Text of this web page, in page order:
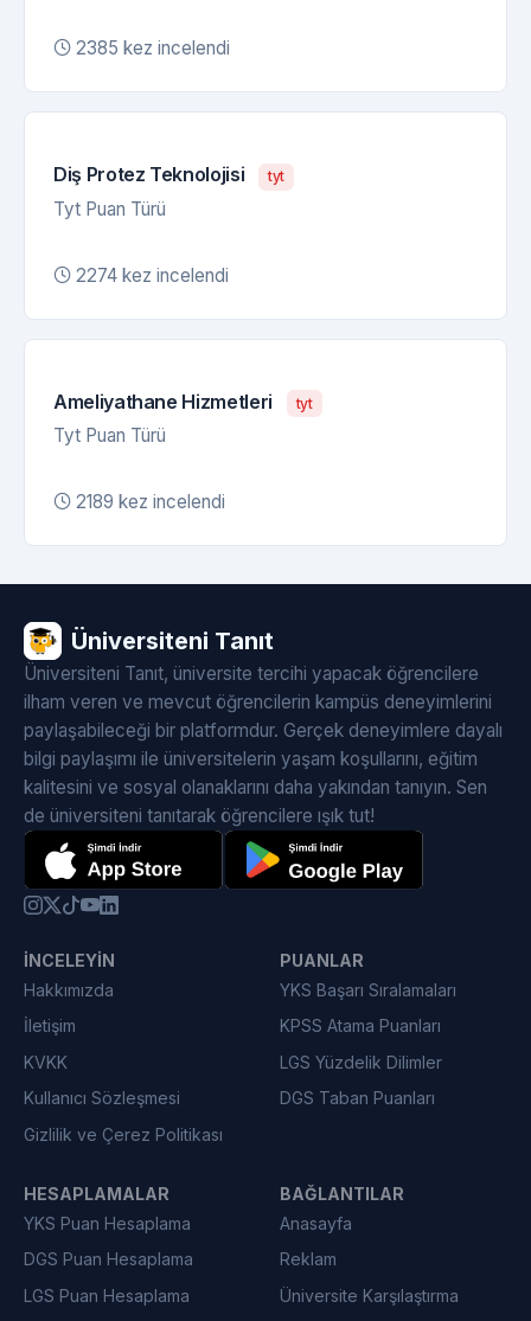
2385 kez incelendi
Diş Protez Teknolojisi tyt
Tyt Puan Türü
2274 kez incelendi
Ameliyathane Hizmetleri tyt
Tyt Puan Türü
2189 kez incelendi
Üniversiteni Tanıt
Üniversiteni Tanıt, üniversite tercihi yapacak öğrencilere
ilham veren ve mevcut öğrencilerin kampüs deneyimlerini
paylaşabileceği bir platformdur. Gerçek deneyimlere dayalı
bilgi paylaşımı ile üniversitelerin yaşam koşullarını, eğitim
kalitesini ve sosyal olanaklarını daha yakından tanıyın. Sen
de üniversiteni tanıtarak öğrencilere ışık tut!
İNCELEYIN
Hakkımızda
İletişim
KVKK
Kullanıcı Sözleşmesi
Gizlilik ve Çerez Politikası
PUANLAR
YKS Başarı Sıralamaları
KPSS Atama Puanları
LGS Yüzdelik Dilimler
DGS Taban Puanları
HESAPLAMALAR
YKS Puan Hesaplama
DGS Puan Hesaplama
LGS Puan Hesaplama
BAĞLANTILAR
Anasayfa
Reklam
Üniversite Karşılaştırma